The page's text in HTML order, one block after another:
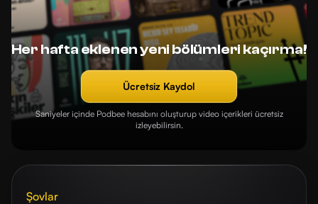
Her hafta eklenen yeni bölümleri kaçırma!
Ücretsiz Kaydol
Saniyeler içinde Podbee hesabını oluşturup video içerikleri ücretsiz
izleyebilirsin.
Şovlar